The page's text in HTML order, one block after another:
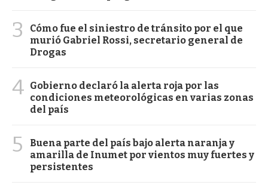
3
Cómo fue el siniestro de tránsito por el que
murió Gabriel Rossi, secretario general de
Drogas
4 Gobierno declaró la alerta roja por las
condiciones meteorológicas en varias zonas
del país
5
Buena parte del país bajo alerta naranja y
amarilla de Inumet por vientos muy fuertes y
persistentes